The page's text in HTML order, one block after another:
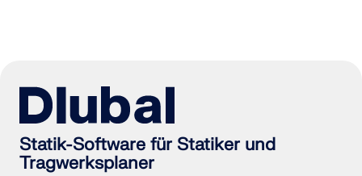
Statik-Software für Statiker und
Tragwerksplaner